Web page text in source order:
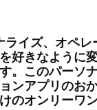
イズ、オペレ
好きなように
。このパーソ
ンアプリのお
のオンリーワ